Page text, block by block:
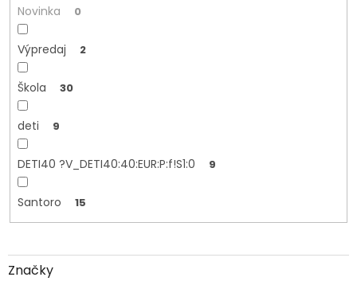
Novinka 0
Výpredaj 2
Škola 30
deti 9
DETI40 ?V_DETI40:40:EUR:P:f!S1:0 9
Santoro 15
Značky